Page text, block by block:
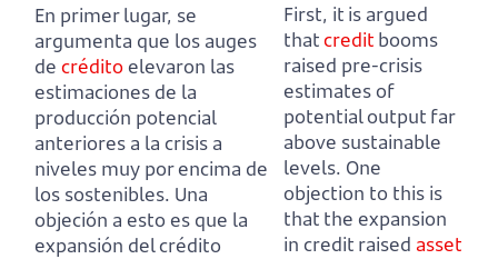
En primer lugar, se
argumenta que los auges
de créditoelevaron las
estimaciones de la
producción potencial
anteriores a la crisis a
niveles muy por encima de
los sostenibles. Una
objeción a esto es que la
expansión del crédito
First, it is argued
thatcredit booms
raised pre-crisis
estimates of
potential output far
above sustainable
levels. One
objection to this is
that the expansion
in credit raised asset